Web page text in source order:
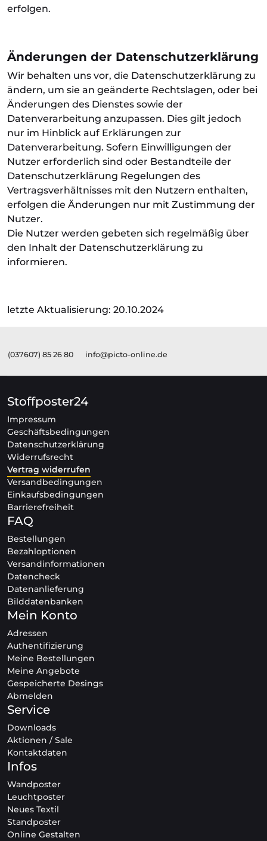
erfolgen.
Änderungen der Datenschutzerklärung
Wir behalten uns vor, die Datenschutzerklärung zu
ändern, um sie an geänderte Rechtslagen, oder bei
Änderungen des Dienstes sowie der
Datenverarbeitung anzupassen. Dies gilt jedoch
nur im Hinblick auf Erklärungen zur
Datenverarbeitung. Sofern Einwilligungen der
Nutzer erforderlich sind oder Bestandteile der
Datenschutzerklärung Regelungen des
Vertragsverhältnisses mit den Nutzern enthalten,
erfolgen die Änderungen nur mit Zustimmung der
Nutzer.
Die Nutzer werden gebeten sich regelmäßig über
den Inhalt der Datenschutzerklärung zu
informieren.
letzte Aktualisierung: 20.10.2024
(037607) 85 26 80 info@picto-online.de
Stoffposter24
Impressum
Geschäftsbedingungen
Datenschutzerklärung
Widerrufsrecht
Vertrag widerrufen
Versandbedingungen
Einkaufsbedingungen
Barrierefreiheit
FAQ
Bestellungen
Bezahloptionen
Versandinformationen
Datencheck
Datenanlieferung
Bilddatenbanken
Mein Konto
Adressen
Authentifizierung
Meine Bestellungen
Meine Angebote
Gespeicherte Desings
Abmelden
Service
Downloads
Aktionen / Sale
Kontaktdaten
Infos
Wandposter
Leuchtposter
Neues Textil
Standposter
Online Gestalten